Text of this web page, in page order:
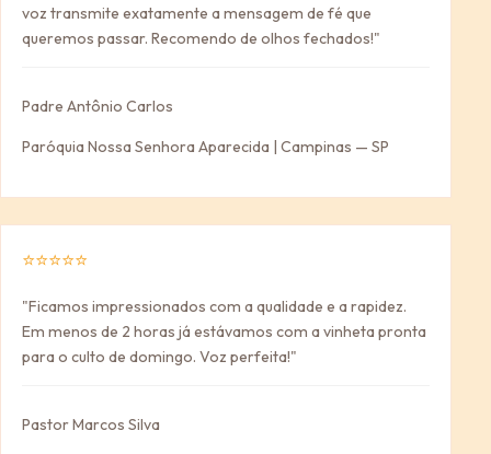
voz transmite exatamente a mensagem de fé que
queremos passar. Recomendo de olhos fechados!"
Padre Antônio Carlos
Paróquia Nossa Senhora Aparecida | Campinas — SP
⭐⭐⭐⭐⭐
"Ficamos impressionados com a qualidade e a rapidez.
Em menos de 2 horas já estávamos com a vinheta pronta
para o culto de domingo. Voz perfeita!"
Pastor Marcos Silva